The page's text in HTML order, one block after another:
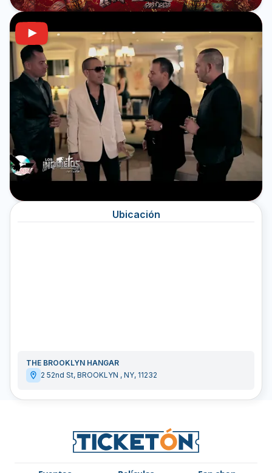
Ubicación
THE BROOKLYN HANGAR
2 52nd St, BROOKLYN , NY, 11232